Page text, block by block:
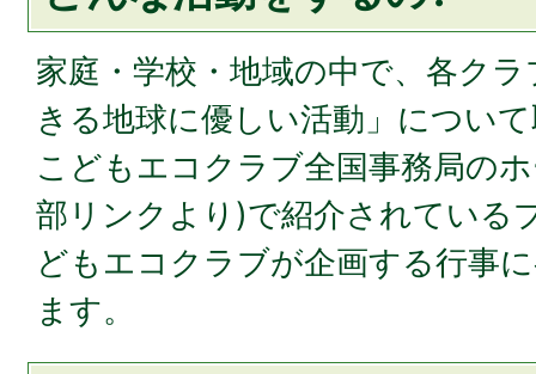
家庭・学校・地域の中で、各ク
きる地球に優しい活動」につい
こどもエコクラブ全国事務局の
部リンクより)で紹介されている
どもエコクラブが企画する行事
ます。